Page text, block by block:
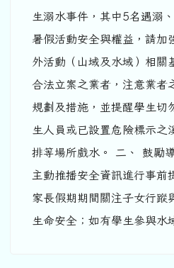
生溺水事件，其中5名遇溺
暑假活動安全與權益，請加
外活動（山域及水域）相關
合法立案之業者，注意業者
規劃及措施，並提醒學生切
生人員或已設置危險標示之
排等場所戲水。 二、 鼓勵
主動推播安全資訊進行事前
家長假期期間關注子女行蹤
生命安全；如有學生參與水